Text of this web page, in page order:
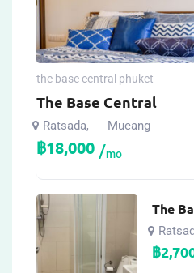
the base central phuket
The Base Central
Ratsada, Mueang
฿18,000 mo
The
฿